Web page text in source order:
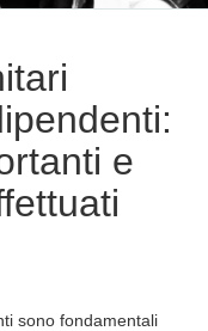
e
sono fondamentali